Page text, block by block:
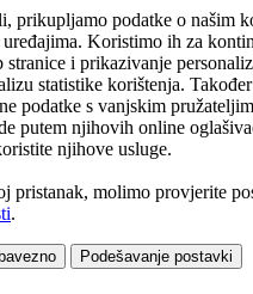
prikupljamo podatke o našim
Koristimo ih za
stranice i prikazivanje
statistike korištenja.
podatke s vanjskim
putem njihovih online
njihove usluge.
pristanak, molimo provjerite
.
Podešavanje postavki